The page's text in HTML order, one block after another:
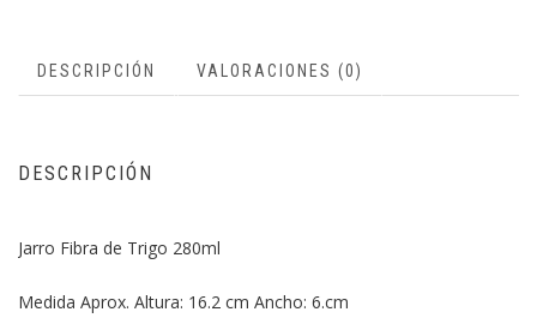
DESCRIPCIÓN VALORACIONES (0)
DESCRIPCIÓN
Jarro Fibra de Trigo 280ml
Medida Aprox. Altura: 16.2 cm Ancho: 6.cm